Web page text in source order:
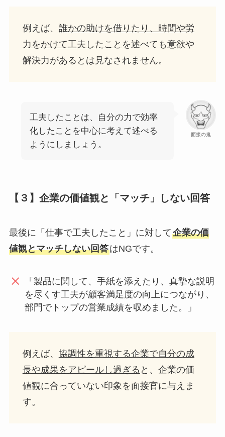
例えば、 誰かの助けを借りたり、時間や労
力をかけて工夫したこと を述べても意欲や
解決力があるとは見なされません。
面接の鬼
工夫したことは、自分の力で効率
化したことを中心に考えて述べる
ようにしましょう。
【３】企業の価値観と「マッチ」しない回答
最後に「仕事で工夫したこと」に対して企業の価
値観とマッチしない回答はNGです。
「製品に関して、手紙を添えたり、真摯な説明
を尽くす工夫が顧客満足度の向上につながり、
部門でトップの営業成績を収めました。」
例えば、 協調性を重視する企業で自分の成
長や成果をアピールし過ぎる と、企業の価
値観に合っていない印象を面接官に与えま
す。